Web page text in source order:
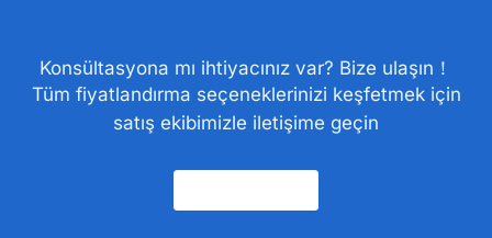
Konsültasyona mı ihtiyacınız var? Bize ulaşın！
Tüm fiyatlandırma seçeneklerinizi keşfetmek için
satış ekibimizle iletişime geçin